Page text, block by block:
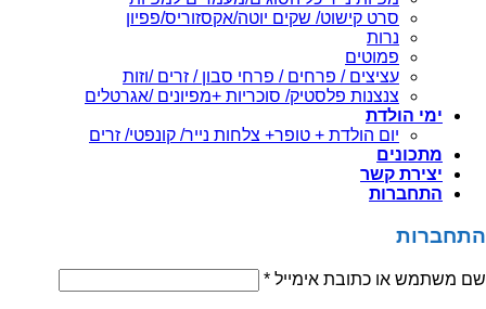
סרט קישוט/ שקים יוטה/אקסזוריס/פפיון
נרות
פמוטים
עציצים / פרחים / פרחי סבון / זרים /וזות
צנצנות פלסטיק/ סוכריות +מפיונים /אגרטלים
ימי הולדת
יום הולדת + טופר+ צלחות נייר/ קונפטי/ זרים
מתכונים
יצירת קשר
התחברות
התחברות
שם משתמש או כתובת אימייל *